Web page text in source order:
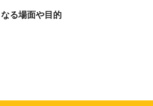
る場面や目的